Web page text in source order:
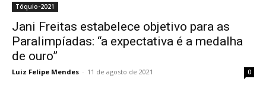
Tóquio-2021
Jani Freitas estabelece objetivo para as
Paralimpíadas: “a expectativa é a medalha
de ouro”
Luiz Felipe Mendes - 11 de agosto de 2021 0